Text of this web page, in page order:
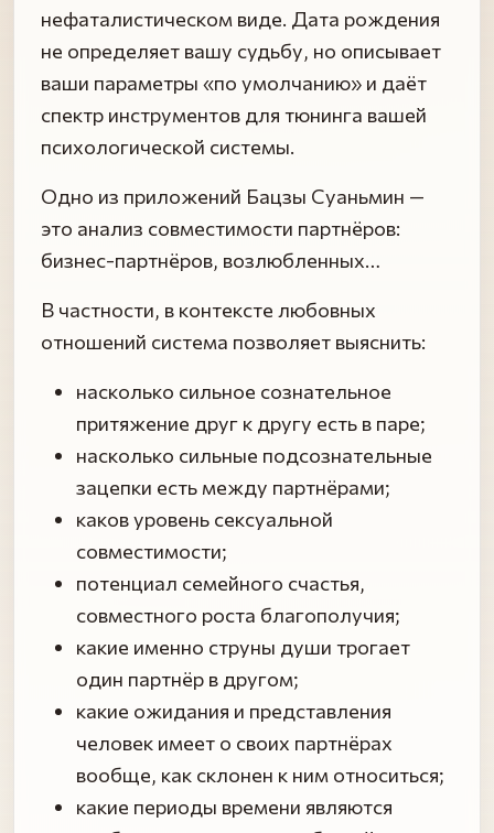
нефаталистическом виде. Дата рождения
не определяет вашу судьбу, но описывает
ваши параметры «по умолчанию» и даёт
спектр инструментов для тюнинга вашей
психологической системы.
Одно из приложений Бацзы Суаньмин —
это анализ совместимости партнёров:
бизнес-партнёров, возлюбленных…
В частности, в контексте любовных
отношений система позволяет выяснить:
насколько сильное сознательное
притяжение друг к другу есть в паре;
насколько сильные подсознательные
зацепки есть между партнёрами;
каков уровень сексуальной
совместимости;
потенциал семейного счастья,
совместного роста благополучия;
какие именно струны души трогает
один партнёр в другом;
какие ожидания и представления
человек имеет о своих партнёрах
вообще, как склонен к ним относиться;
какие периоды времени являются